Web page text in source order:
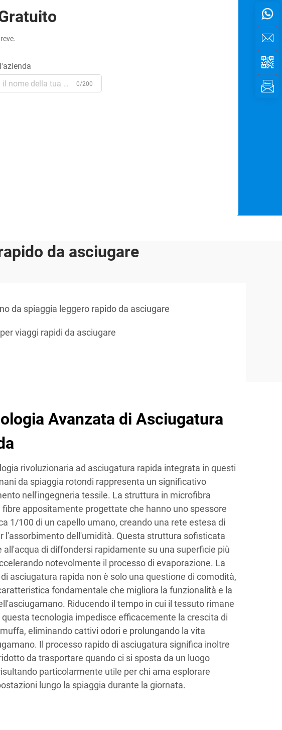
0/200
da asciugare
da spiaggia leggero rapido da asciugare
viaggi rapidi da asciugare
Avanzata di Asciugatura
rivoluzionaria ad asciugatura rapida integrata in questi
da spiaggia rotondi rappresenta un significativo
nell'ingegneria tessile. La struttura in microfibra
fibre appositamente progettate che hanno uno spessore
1/100 di un capello umano, creando una rete estesa di
l'assorbimento dell'umidità. Questa struttura sofisticata
all'acqua di diffondersi rapidamente su una superficie più
notevolmente il processo di evaporazione. La
asciugatura rapida non è solo una questione di comodità,
fondamentale che migliora la funzionalità e la
Riducendo il tempo in cui il tessuto rimane
questa tecnologia impedisce efficacemente la crescita di
eliminando cattivi odori e prolungando la vita
Il processo rapido di asciugatura significa inoltre
da trasportare quando ci si sposta da un luogo
particolarmente utile per chi ama esplorare
lungo la spiaggia durante la giornata.